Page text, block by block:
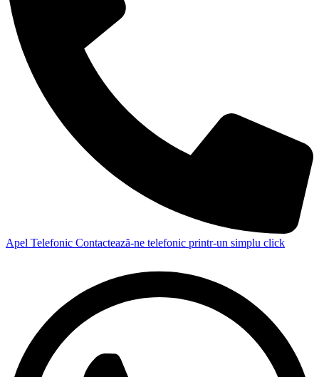
Apel Telefonic Contactează-ne telefonic printr-un simplu click